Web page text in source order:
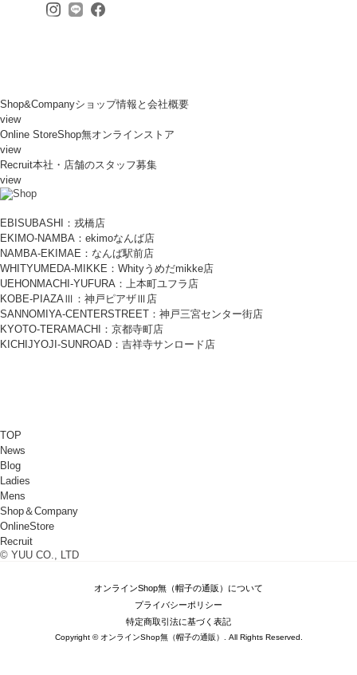
Shop&Companyショップ情報と会社概要
view
Online StoreShop無オンラインストア
view
Recruit本社・店舗のスタッフ募集
view
EBISUBASHI：戎橋店
EKIMO-NAMBA：ekimoなんば店
NAMBA-EKIMAE：なんば駅前店
WHITYUMEDA-MIKKE：Whityうめだmikke店
UEHONMACHI-YUFURA：上本町ユフラ店
KOBE-PIAZAⅢ：神戸ピアザⅢ店
SANNOMIYA-CENTERSTREET：神戸三宮センター街店
KYOTO-TERAMACHI：京都寺町店
KICHIJYOJI-SUNROAD：吉祥寺サンロード店
TOP
News
Blog
Ladies
Mens
Shop＆Company
OnlineStore
Recruit
© YUU CO., LTD
オンラインShop無（帽子の通販）について
プライバシーポリシー
特定商取引法に基づく表記
Copyright © オンラインShop無（帽子の通販）. All Rights Reserved.